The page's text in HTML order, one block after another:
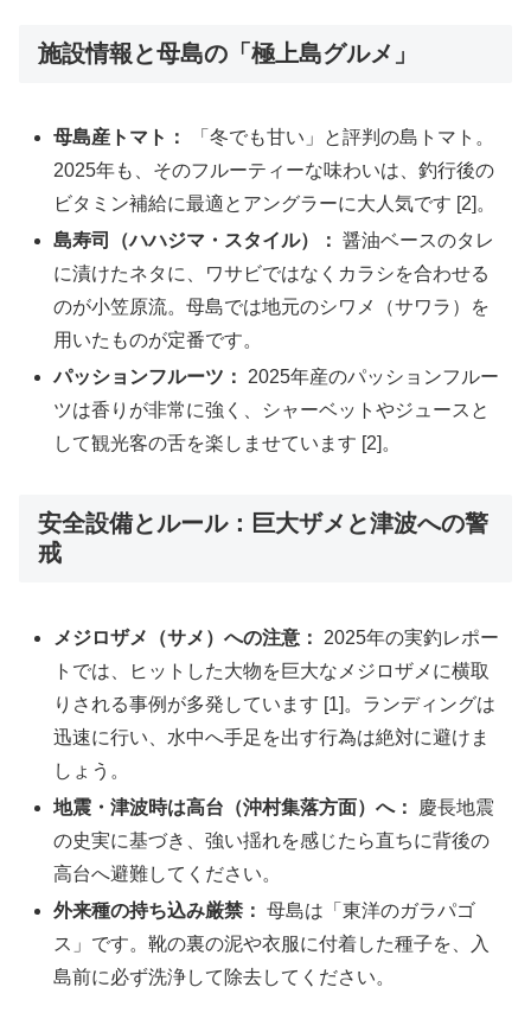
施設情報と母島の「極上島グルメ」
母島産トマト：
「冬でも甘い」と評判の島トマト。
2025年も、そのフルーティーな味わいは、釣行後の
ビタミン補給に最適とアングラーに大人気です [2]。
島寿司（ハハジマ・スタイル）： 醤油ベースのタレ
に漬けたネタに、ワサビではなくカラシを合わせる
のが小笠原流。母島では地元のシワメ（サワラ）を
用いたものが定番です。
パッションフルーツ： 2025年産のパッションフルー
ツは香りが非常に強く、シャーベットやジュースと
して観光客の舌を楽しませています [2]。
安全設備とルール：巨大ザメと津波への警
戒
メジロザメ（サメ）への注意：
2025年の実釣レポー
トでは、ヒットした大物を巨大なメジロザメに横取
りされる事例が多発しています [1]。ランディングは
迅速に行い、水中へ手足を出す行為は絶対に避けま
しょう。
地震・津波時は高台（沖村集落方面）へ：
慶長地震
の史実に基づき、強い揺れを感じたら直ちに背後の
高台へ避難してください。
外来種の持ち込み厳禁： 母島は「東洋のガラパゴ
ス」です。靴の裏の泥や衣服に付着した種子を、入
島前に必ず洗浄して除去してください。